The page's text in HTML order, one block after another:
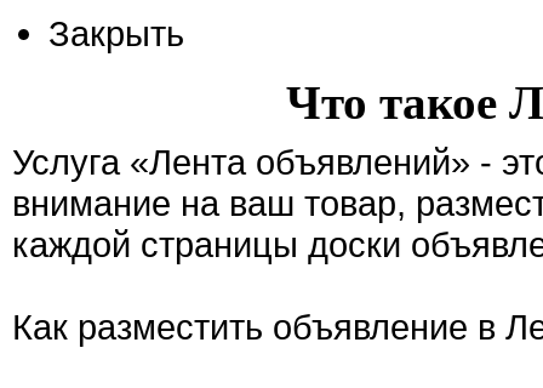
Закрыть
Что такое
Услуга «Лента объявлений» -
внимание на ваш товар,
каждой страницы доски
Как разместить объявление в